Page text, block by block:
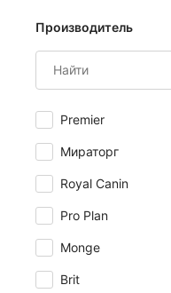
Производитель
Premier
Мираторг
Royal Canin
Pro Plan
Monge
Brit